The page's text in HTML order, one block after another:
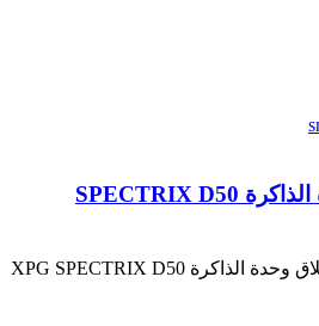
تكشف XPG عن وحدة الذاكرة SPECTRIX D50
تعلن ADATA اليوم عن إطلاق وحدة الذاكرة XPG SPECTRIX D50